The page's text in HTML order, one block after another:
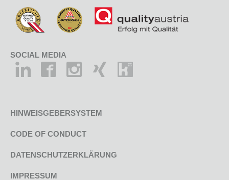
SOCIAL MEDIA
HINWEISGEBERSYSTEM
CODE OF CONDUCT
DATENSCHUTZERKLÄRUNG
IMPRESSUM